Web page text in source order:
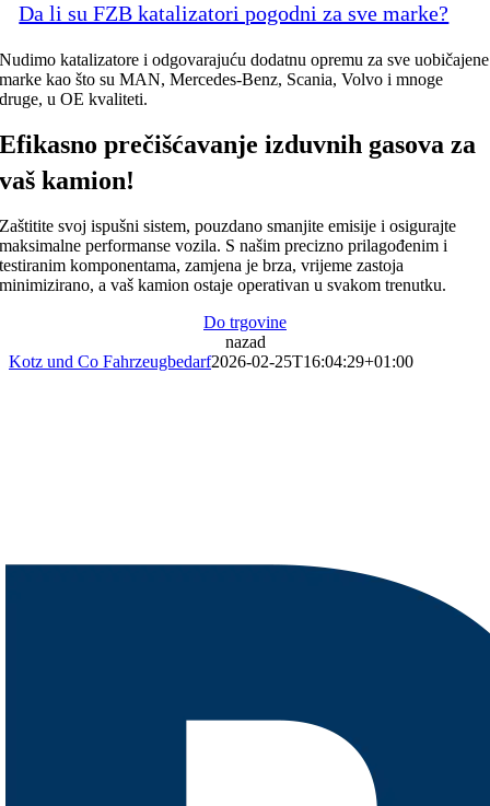
Da li su FZB katalizatori pogodni za sve marke?
Nudimo katalizatore i odgovarajuću dodatnu opremu za sve uobičajene
marke kao što su MAN, Mercedes-Benz, Scania, Volvo i mnoge
druge, u OE kvaliteti.
Efikasno prečišćavanje izduvnih gasova za
vaš kamion!
Zaštitite svoj ispušni sistem, pouzdano smanjite emisije i osigurajte
maksimalne performanse vozila. S našim precizno prilagođenim i
testiranim komponentama, zamjena je brza, vrijeme zastoja
minimizirano, a vaš kamion ostaje operativan u svakom trenutku.
Do trgovine
nazad
Kotz und Co Fahrzeugbedarf2026-02-25T16:04:29+01:00